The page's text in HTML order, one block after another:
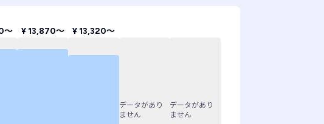
〜 ¥ 13,870〜 ¥ 13,320〜
データがあり
ません
データがあり
ません